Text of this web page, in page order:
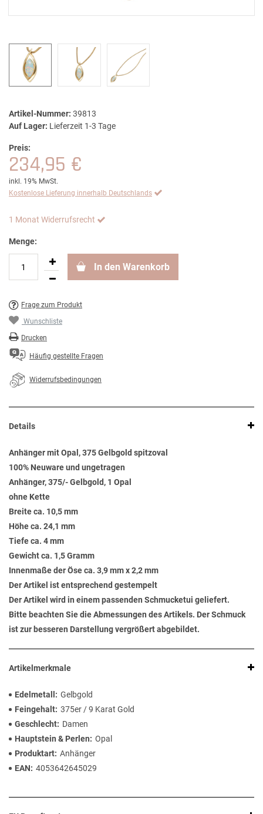
Artikel-Nummer: 39813
Auf Lager: Lieferzeit 1-3 Tage
Preis:
234,95 €
inkl. 19% MwSt.
Kostenlose Lieferung innerhalb Deutschlands
1 Monat Widerrufsrecht
Menge:
In den Warenkorb
Frage zum Produkt
Wunschliste
Drucken
Häufig gestellte Fragen
Widerrufsbedingungen
Details
Anhänger mit Opal, 375 Gelbgold spitzoval
100% Neuware und ungetragen
Anhänger, 375/- Gelbgold, 1 Opal
ohne Kette
Breite ca. 10,5 mm
Höhe ca. 24,1 mm
Tiefe ca. 4 mm
Gewicht ca. 1,5 Gramm
Innenmaße der Öse ca. 3,9 mm x 2,2 mm
Der Artikel ist entsprechend gestempelt
Der Artikel wird in einem passenden Schmucketui geliefert.
Bitte beachten Sie die Abmessungen des Artikels. Der Schmuck
ist zur besseren Darstellung vergrößert abgebildet.
Artikelmerkmale
Edelmetall
Gelbgold
Feingehalt 375er / 9 Karat Gold
Geschlecht
Damen
Hauptstein & Perlen
Opal
Produktart Anhänger
EAN
4053642645029